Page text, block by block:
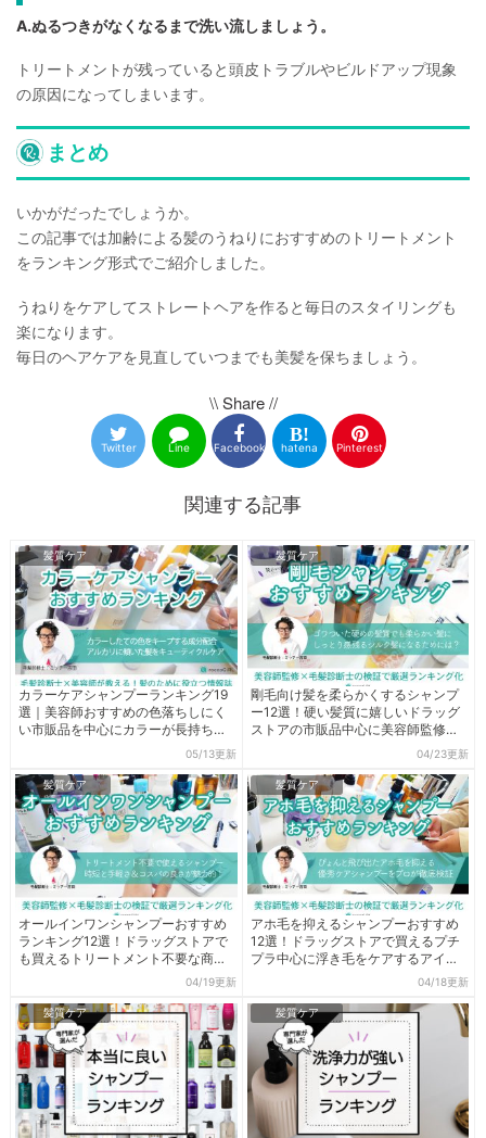
A.ぬるつきがなくなるまで洗い流しましょう。
トリートメントが残っていると頭皮トラブルやビルドアップ現象
の原因になってしまいます。
まとめ
いかがだったでしょうか。
この記事では加齢による髪のうねりにおすすめのトリートメント
をランキング形式でご紹介しました。
うねりをケアしてストレートヘアを作ると毎日のスタイリングも
楽になります。
毎日のヘアケアを見直していつまでも美髪を保ちましょう。
\\ Share //
Twitter Line Facebook hatena Pinterest
関連する記事
髪質ケア
05/13更新
カラーケアシャンプーランキング19
選｜美容師おすすめの色落ちしにく
い市販品を中心にカラーが長持ちす
髪質ケア
04/23更新
剛毛向け髪を柔らかくするシャンプ
ー12選！硬い髪質に嬉しいドラッグ
ストアの市販品中心に美容師監修の
髪質ケア
04/19更新
オールインワンシャンプーおすすめ
ランキング12選！ドラッグストアで
も買えるトリートメント不要な商品
髪質ケア
04/18更新
アホ毛を抑えるシャンプーおすすめ
12選！ドラッグストアで買えるプチ
プラ中心に浮き毛をケアするアイテ
髪質ケア 髪質ケア